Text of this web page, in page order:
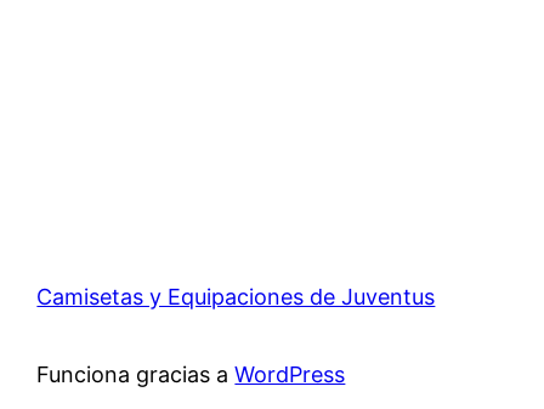
Camisetas y Equipaciones de Juventus
Funciona gracias aWordPress